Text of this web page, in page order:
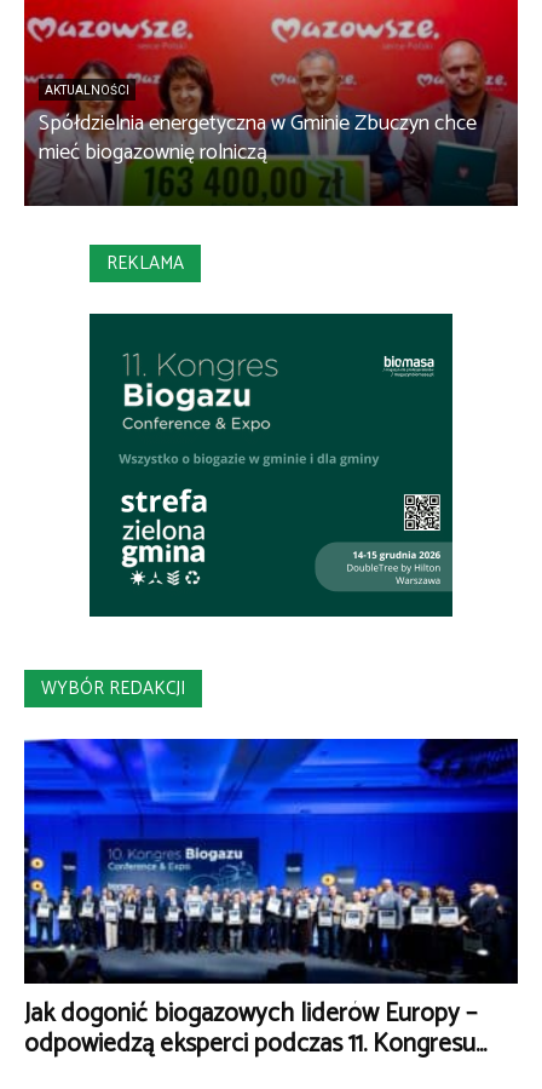
AKTUALNOŚCI
Spółdzielnia energetyczna w Gminie Zbuczyn chce
mieć biogazownię rolniczą
REKLAMA
WYBÓR REDAKCJI
Jak dogonić biogazowych liderów Europy –
odpowiedzą eksperci podczas 11. Kongresu...